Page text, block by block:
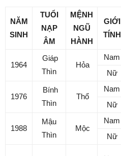
NĂM
SINH
TUỔI
NẠP
ÂM
MỆNH
NGŨ
HÀNH
GIỚI
TÍNH
1964
Giáp
Thìn
Hỏa
Nam
Nữ
1976
Bính
Thìn
Thổ
Nam
Nữ
1988
Mậu
Thìn
Mộc
Nam
Nữ